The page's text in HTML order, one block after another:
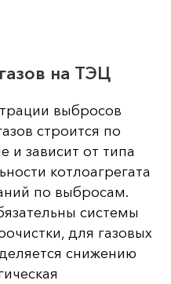
на ТЭЦ
выбросов
строится по
и зависит от типа
котлоагрегата
по выбросам.
системы
для газовых
снижению